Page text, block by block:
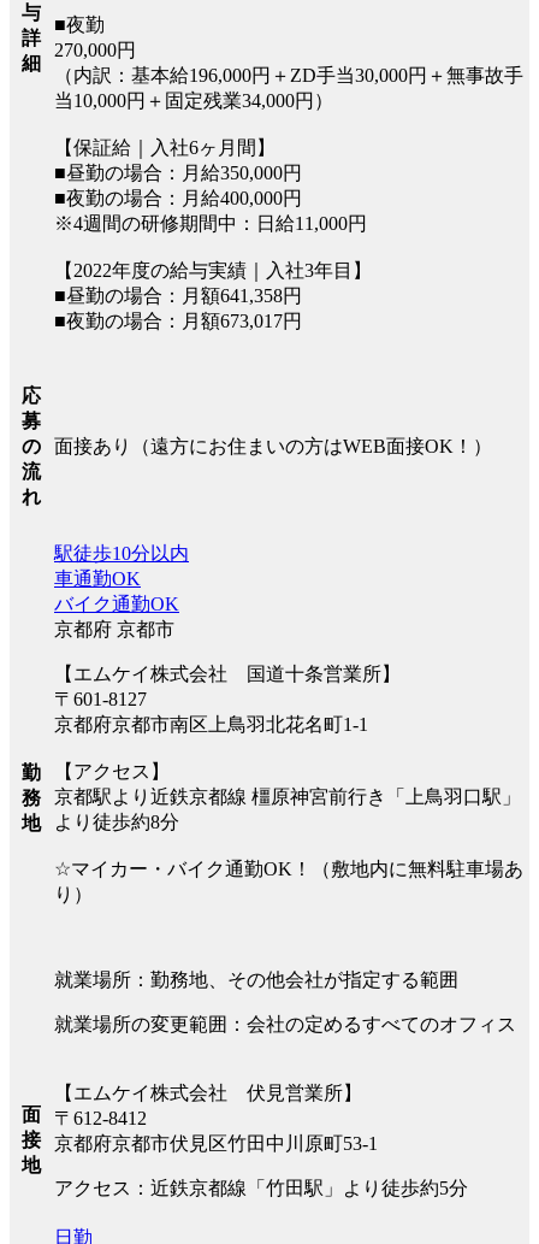
与
詳
細
■夜勤
270,000円
（内訳：基本給196,000円＋ZD手当30,000円＋無事故手
当10,000円＋固定残業34,000円）
【保証給｜入社6ヶ月間】
■昼勤の場合：月給350,000円
■夜勤の場合：月給400,000円
※4週間の研修期間中：日給11,000円
【2022年度の給与実績｜入社3年目】
■昼勤の場合：月額641,358円
■夜勤の場合：月額673,017円
応
募
の
流
れ
面接あり（遠方にお住まいの方はWEB面接OK！）
勤
務
地
駅徒歩10分以内
車通勤OK
バイク通勤OK
京都府 京都市
【エムケイ株式会社 国道十条営業所】
〒601-8127
京都府京都市南区上鳥羽北花名町1-1
【アクセス】
京都駅より近鉄京都線 橿原神宮前行き「上鳥羽口駅」
より徒歩約8分
☆マイカー・バイク通勤OK！（敷地内に無料駐車場あ
り）
就業場所：勤務地、その他会社が指定する範囲
就業場所の変更範囲：会社の定めるすべてのオフィス
面
接
地
【エムケイ株式会社 伏見営業所】
〒612-8412
京都府京都市伏見区竹田中川原町53-1
アクセス：近鉄京都線「竹田駅」より徒歩約5分
日勤